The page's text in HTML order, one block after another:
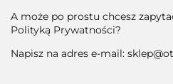
A może po prostu chcesz
Polityką Prywatności?
Napisz na adres e-mail: